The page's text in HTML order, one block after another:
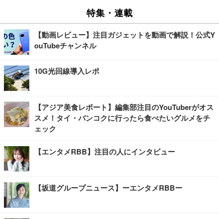
特集・連載
【動画レビュー】注目ガジェットを動画で解説！公式Y
ouTubeチャンネル
10G光回線導入レポ
【アジア美食レポート】編集部注目のYouTuberがオス
スメ！タイ・バンコクに行ったら食べたいグルメをチ
ェック
【エンタメRBB】注目の人にインタビュー
【坂道グループニュース】ーエンタメRBBー